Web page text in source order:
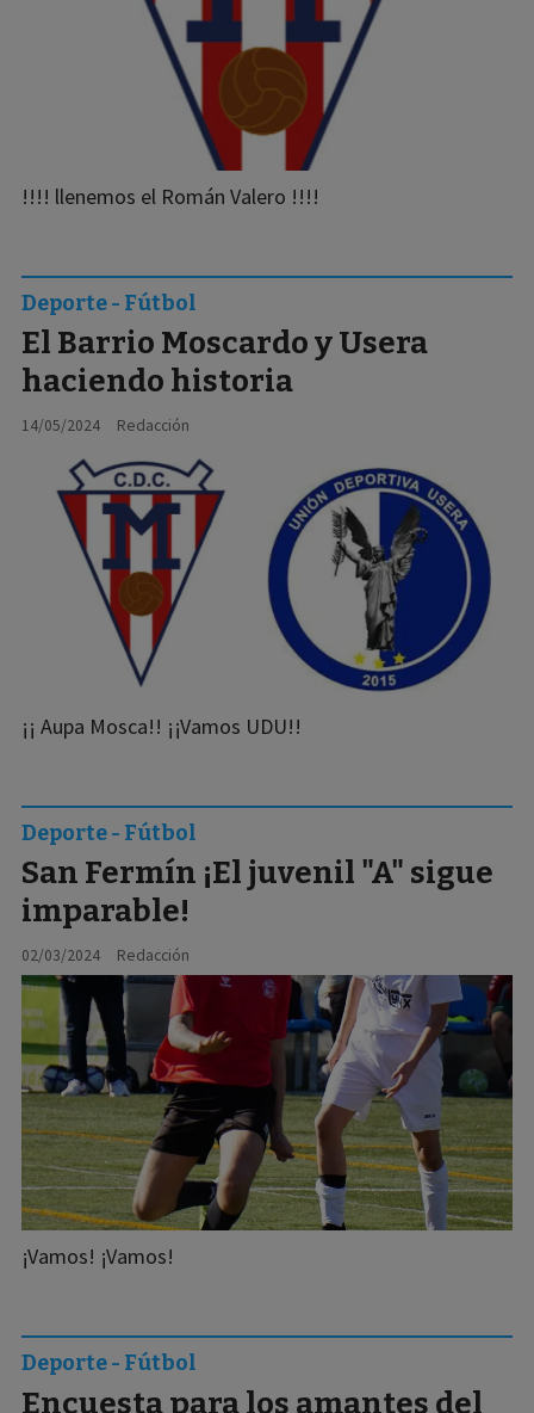
!!!! llenemos el Román Valero !!!!
El Barrio Moscardo y Usera
haciendo historia
Redacción
Deporte - Fútbol
14/05/2024
¡¡ Aupa Mosca!! ¡¡Vamos UDU!!
San Fermín ¡El juvenil "A" sigue
imparable!
Redacción
Deporte - Fútbol
02/03/2024
¡Vamos! ¡Vamos!
Encuesta para los amantes del
Deporte - Fútbol